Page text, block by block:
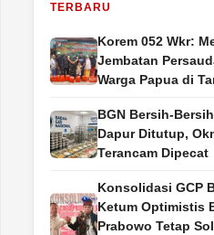
TERBARU
Korem 052 Wkr:
Jembatan
Warga Papua di
BGN Bersih-
Dapur Ditutup,
Terancam Dipecat
Konsolidasi GCP
Ketum Optimistis
Prabowo Tetap